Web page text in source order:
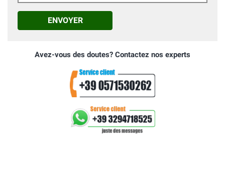
ENVOYER
Avez-vous des doutes? Contactez nos experts